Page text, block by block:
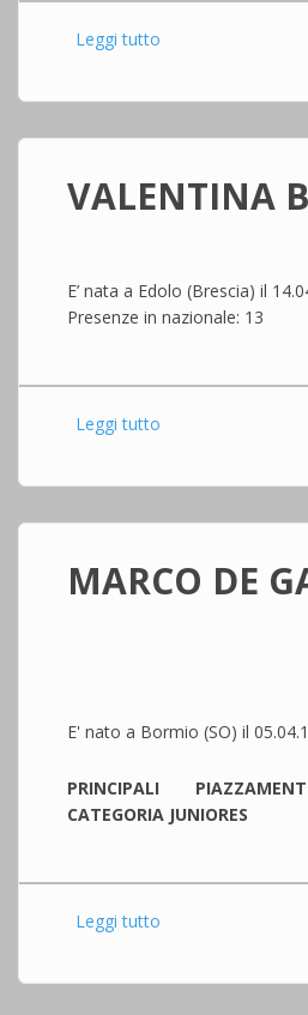
Leggi tutto
VALENTINA
E’ nata a Edolo (Brescia) il
Presenze in nazionale: 13
Leggi tutto
MARCO DE
E' nato a Bormio (SO) il
PRINCIPALI
CATEGORIA JUNIORES
Leggi tutto